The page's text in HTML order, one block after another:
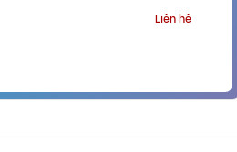
Liên hệ